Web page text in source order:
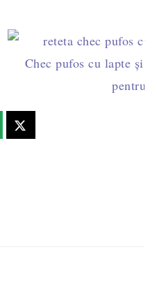
cea mai ușoară rețetă
Chec pufos cu lapte și
pentru